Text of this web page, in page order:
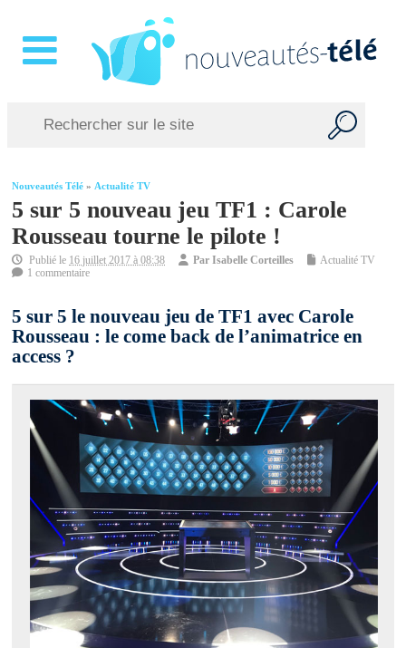
Nouveautés Télé »Actualité TV
5 sur 5 nouveau jeu TF1 : Carole
Rousseau tourne le pilote !
Publié le 16 juillet 2017 à 08:38 ParIsabelle Corteilles
Actualité TV
1 commentaire
5 sur 5 le nouveau jeu de TF1 avec Carole
Rousseau : le come back de l’animatrice en
access ?